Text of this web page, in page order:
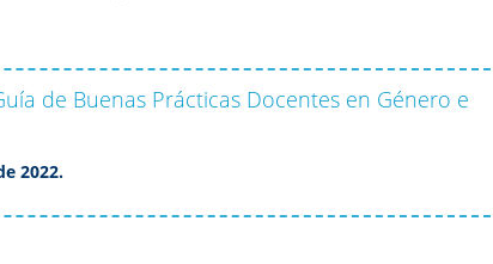
de Buenas Prácticas Docentes en Género e
2022.